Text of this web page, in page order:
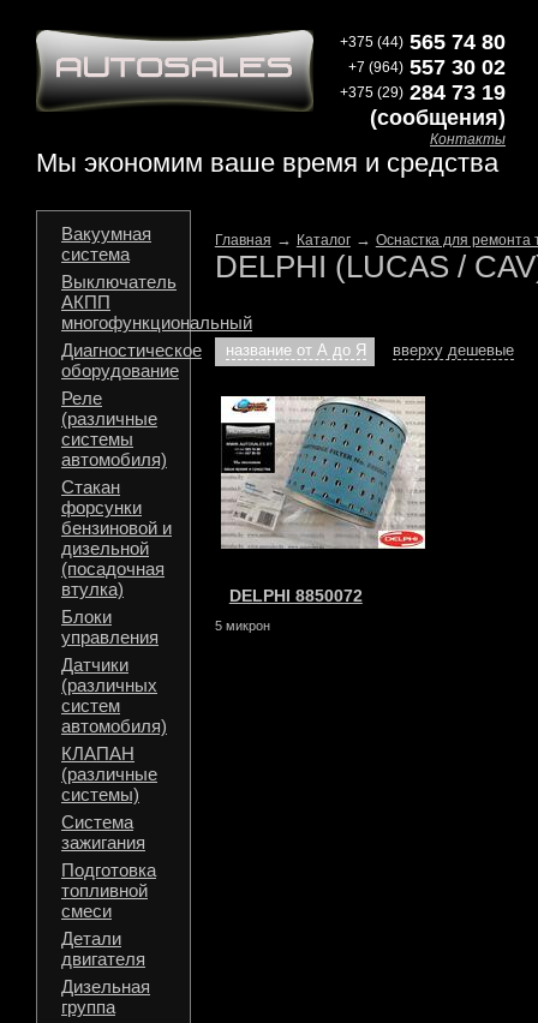
Мы экономим ваше время и средства
+375 (44) 565 74 80
+7 (964) 557 30 02
+375 (29) 284 73 19
(сообщения)
Контакты
Вакуумная
система
Выключатель
АКПП
многофункциональный
Диагностическое
оборудование
Реле
(различные
системы
автомобиля)
Стакан
форсунки
бензиновой и
дизельной
(посадочная
втулка)
Блоки
управления
Датчики
(различных
систем
автомобиля)
КЛАПАН
(различные
системы)
Система
зажигания
Подготовка
топливной
смеси
Детали
двигателя
Дизельная
группа
Главная → Каталог→ Оснастка для ремонта
DELPHI (LUCAS /
название от А до Я вверху дешевые
DELPHI 8850072
5 микрон